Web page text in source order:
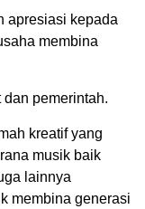
apresiasi kepada
membina
dan pemerintah.
kreatif yang
musik baik
lainnya
membina generasi